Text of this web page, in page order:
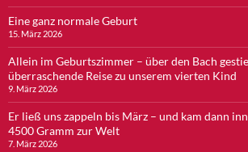
Eine ganz normale Geburt
15. März 2026
Allein im Geburtszimmer – über den Bach
überraschende Reise zu unserem vierten Kind
9. März 2026
Er ließ uns zappeln bis März – und kam dann
4500 Gramm zur Welt
7. März 2026